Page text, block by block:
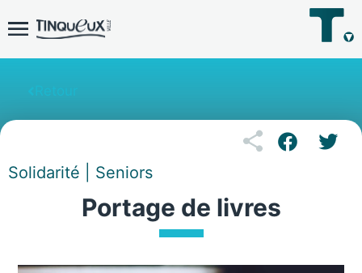
Solidarité | Seniors
Portage de livres